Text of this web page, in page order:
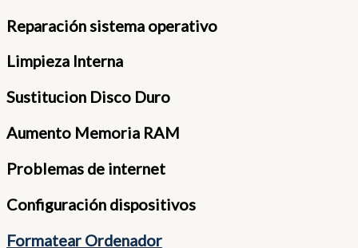
Reparación sistema operativo
Limpieza Interna
Sustitucion Disco Duro
Aumento Memoria RAM
Problemas de internet
Configuración dispositivos
Formatear Ordenador